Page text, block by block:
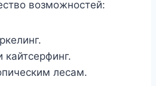
возможностей:
кайтсерфинг.
лесам.